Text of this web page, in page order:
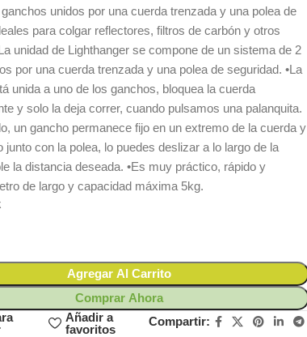
unidos por una cuerda trenzada y una polea de
para colgar reflectores, filtros de carbón y otros
unidad de Lighthanger se compone de un sistema de 2
por una cuerda trenzada y una polea de seguridad. •La
unida a uno de los ganchos, bloquea la cuerda
y solo la deja correr, cuando pulsamos una palanquita.
un gancho permanece fijo en un extremo de la cuerda y
junto con la polea, lo puedes deslizar a lo largo de la
la distancia deseada. •Es muy práctico, rápido y
de largo y capacidad máxima 5kg.
Agregar Al Carrito
Comprar Ahora
Añadir a
favoritos
Compartir: